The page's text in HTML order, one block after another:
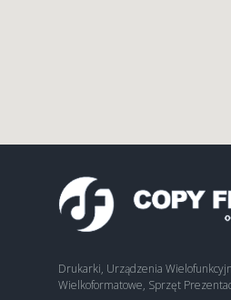
Drukarki, Urządzenia
Wielkoformatowe, Sprzęt